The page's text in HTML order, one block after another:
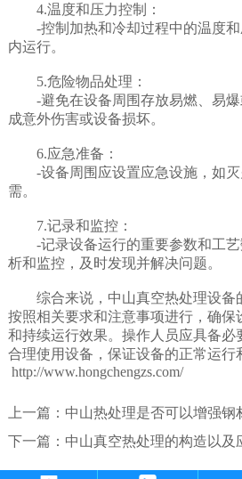
4.温度和压力控制：
-控制加热和冷却过程中的温度
内运行。
5.危险物品处理：
-避免在设备周围存放易燃、易
成意外伤害或设备损坏。
6.应急准备：
-设备周围应设置应急设施，如
需。
7.记录和监控：
-记录设备运行的重要参数和工
析和监控，及时发现并解决问题。
综合来说，中山真空热处理设备
按照相关要求和注意事项进行，确保
和持续运行效果。操作人员应具备必
合理使用设备，保证设备的正常运
http://www.hongchengzs.com/
上一篇： 中山热处理是否可以增强钢
下一篇： 中山真空热处理的构造以及